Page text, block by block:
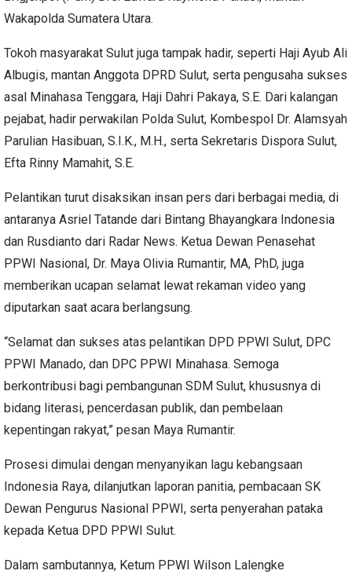
Wakapolda Sumatera Utara.
Tokoh masyarakat Sulut juga tampak hadir, seperti Haji Ayub Ali
Albugis, mantan Anggota DPRD Sulut, serta pengusaha sukses
asal Minahasa Tenggara, Haji Dahri Pakaya, S.E. Dari kalangan
pejabat, hadir perwakilan Polda Sulut, Kombespol Dr. Alamsyah
Parulian Hasibuan, S.I.K., M.H., serta Sekretaris Dispora Sulut,
Efta Rinny Mamahit, S.E.
Pelantikan turut disaksikan insan pers dari berbagai media, di
antaranya Asriel Tatande dari Bintang Bhayangkara Indonesia
dan Rusdianto dari Radar News. Ketua Dewan Penasehat
PPWI Nasional, Dr. Maya Olivia Rumantir, MA, PhD, juga
memberikan ucapan selamat lewat rekaman video yang
diputarkan saat acara berlangsung.
“Selamat dan sukses atas pelantikan DPD PPWI Sulut, DPC
PPWI Manado, dan DPC PPWI Minahasa. Semoga
berkontribusi bagi pembangunan SDM Sulut, khususnya di
bidang literasi, pencerdasan publik, dan pembelaan
kepentingan rakyat,” pesan Maya Rumantir.
Prosesi dimulai dengan menyanyikan lagu kebangsaan
Indonesia Raya, dilanjutkan laporan panitia, pembacaan SK
Dewan Pengurus Nasional PPWI, serta penyerahan pataka
kepada Ketua DPD PPWI Sulut.
Dalam sambutannya, Ketum PPWI Wilson Lalengke